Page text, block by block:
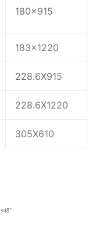
180×915
183×1220
228.6X915
228.6X1220
305X610